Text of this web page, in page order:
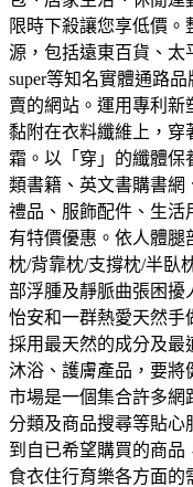
限時下殺讓您享低價。
源，包括遠東百貨、太
super等知名實體通路
賣的網站。 運用專利新
黏附在衣料纖維上，穿
霜。以「穿」的纖體保
類書籍、英文書購書網
禮品、服飾配件、生活
有特價優惠。 依人體腿
枕/背靠枕/支撐枕/半臥
部浮腫及靜脈曲張困擾
怡安和一群熱愛天然手
採用最天然的成分及最
沐浴、護膚產品，要將
市場是一個集合許多網
分類及商品搜尋等貼心
到自已希望購買的商品
食衣住行育樂各方面的